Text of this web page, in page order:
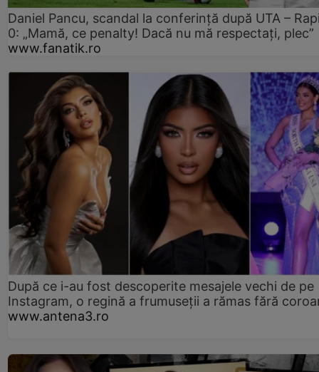
Daniel Pancu, scandal la conferință după UTA –
0: „Mamă, ce penalty! Dacă nu mă respectați, plec”
www.fanatik.ro
După ce i-au fost descoperite mesajele vechi de pe
Instagram, o regină a frumuseții a rămas fără
www.antena3.ro